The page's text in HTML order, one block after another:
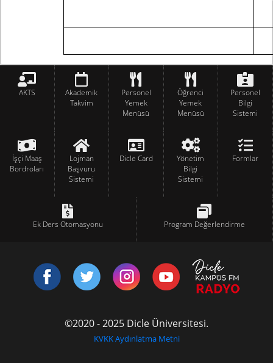
AKTS
Akademik
Takvim
Personel
Yemek
Menüsü
Öğrenci
Yemek
Menüsü
Personel
Bilgi
Sistemi
İşçi Maaş
Bordroları
Lojman
Başvuru
Sistemi
Dicle Card
Yönetim
Bilgi
Sistemi
Formlar
Ek Ders Otomasyonu Program Değerlendirme
©2020 - 2025 Dicle Üniversitesi.
KVKK Aydınlatma Metni